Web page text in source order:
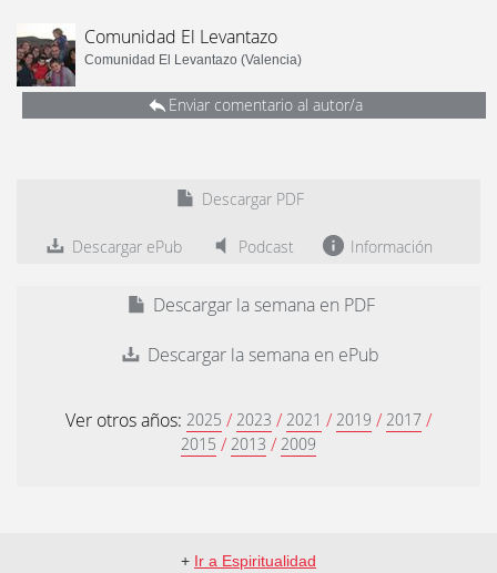
Comunidad El Levantazo
Comunidad El Levantazo (Valencia)
Enviar comentario al autor/a
Descargar PDF
Descargar ePub Podcast Información
Descargar la semana en PDF
Descargar la semana en ePub
Ver otros años: 2025 / 2023 / 2021 / 2019 / 2017 /
2015 / 2013 / 2009
+ Ir a Espiritualidad